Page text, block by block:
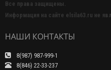
Все права защищены.
Информация на сайте elsila63.ru не
НАШИ КОНТАКТЫ
8(987) 987-999-1
8(846) 22-33-237